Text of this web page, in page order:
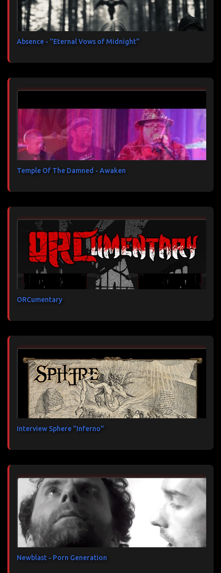
Absence - "Eternal Vows of Midnight"
Temple Of The Damned - Awaken
ORCumentary
Interview Sphere "Inferno"
Newblast - Porn Generation